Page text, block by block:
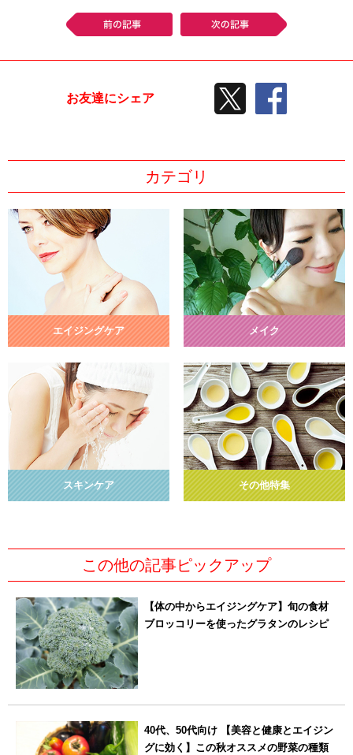
前の記事
お友達にシェア
TWEETする
カテゴリ
エイジングケア メイク
スキンケア その他特集
この他の記事ピックアップ
【体の中からエイジングケア】旬の食材
ブロッコリーを使ったグラタンのレシピ
40代、50代向け 【美容と健康とエイジン
グに効く】この秋オススメの野菜の種類